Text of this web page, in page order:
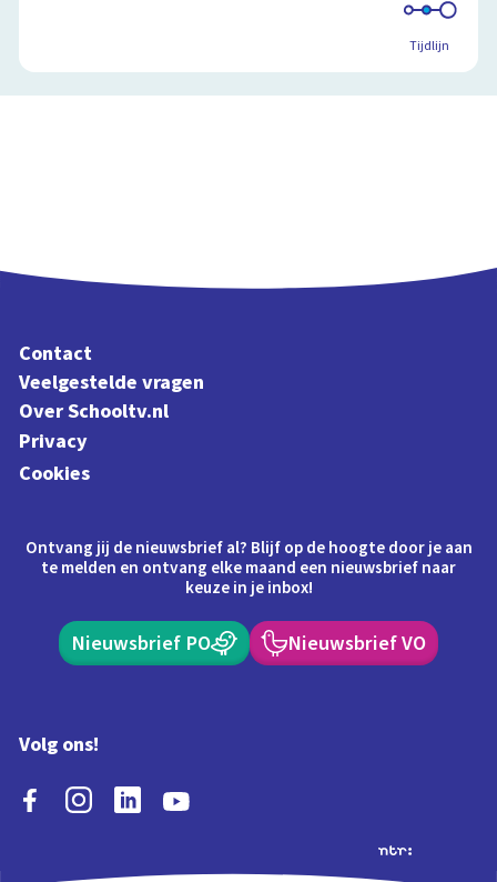
Tijdlijn
Contact
Veelgestelde vragen
Over Schooltv.nl
Privacy
Cookies
Ontvang jij de nieuwsbrief al? Blijf op de hoogte door je aan
te melden en ontvang elke maand een nieuwsbrief naar
keuze in je inbox!
Nieuwsbrief PO Nieuwsbrief VO
Volg ons!